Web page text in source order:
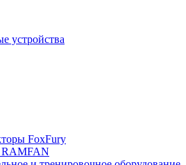
устройства
FoxFury
RAMFAN